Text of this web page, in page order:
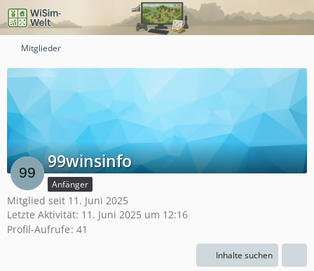
Mitglieder
99winsinfo
Anfänger
Mitglied seit 11. Juni 2025
Letzte Aktivität: 11. Juni 2025 um 12:16
Profil-Aufrufe 41
Inhalte suchen